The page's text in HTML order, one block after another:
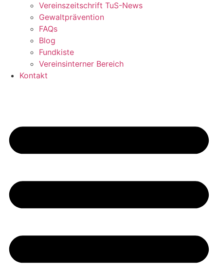
Vereinszeitschrift TuS-News
Gewaltprävention
FAQs
Blog
Fundkiste
Vereinsinterner Bereich
Kontakt